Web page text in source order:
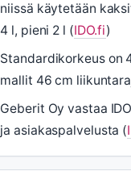
niissä käytetään
4 l, pieni 2 l (IDO.fi)
Standardikorkeus on
mallit 46 cm
Geberit Oy vastaa
ja asiakaspalvelusta (